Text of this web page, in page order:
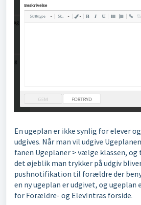
En ugeplan er ikke synlig for elever
udgives. Når man vil udgive
fanen Ugeplaner > vælge klassen, og
det øjeblik man trykker på udgiv
pushnotifikation til forældre der
en ny ugeplan er udgivet, og
for Forældre- og ElevIntras forside.